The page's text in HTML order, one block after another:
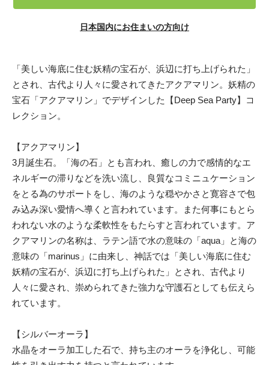
日本国内にお住まいの方向け
「美しい海底に住む妖精の宝石が、浜辺に打ち上げられた」
とされ、古代より人々に愛されてきたアクアマリン。妖精の
宝石「アクアマリン」でデザインした【Deep Sea Party】コ
レクション。
【アクアマリン】
3月誕生石。「海の石」とも言われ、癒しの力で感情的なエ
ネルギーの滞りなどを洗い流し、良質なコミニュケーション
をとる為のサポートをし、海のような穏やかさと寛容さで包
み込み深い愛情へ導くと言われています。また何事にもとら
われない水のような柔軟性をもたらすと言われています。ア
クアマリンの名称は、ラテン語で水の意味の「aqua」と海の
意味の「marinus」に由来し、神話では「美しい海底に住む
妖精の宝石が、浜辺に打ち上げられた」とされ、古代より
人々に愛され、崇められてきた強力な守護石としても伝えら
れています。
【シルバーオーラ】
水晶をオーラ加工した石で、持ち主のオーラを浄化し、可能